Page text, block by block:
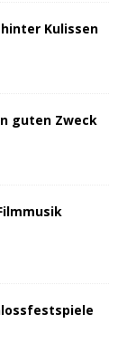
Kulissen
guten Zweck